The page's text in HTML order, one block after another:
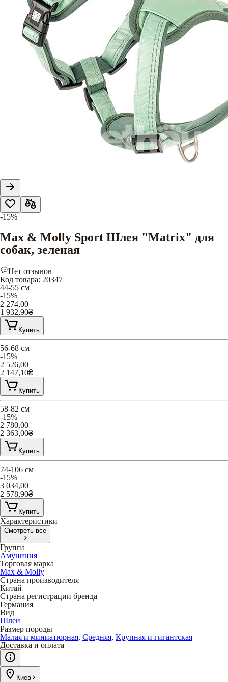
-15%
Max & Molly Sport Шлея "Matrix" для
собак, зеленая
Нет отзывов
Код товара: 20347
44-55 см
-15%
2 274,00
1 932,90₴
Купить
56-68 см
-15%
2 526,00
2 147,10₴
Купить
58-82 см
-15%
2 780,00
2 363,00₴
Купить
74-106 см
-15%
3 034,00
2 578,90₴
Купить
Характеристики
Смотреть все
Группа
Амуниция
Торговая марка
Max & Molly
Страна производителя
Китай
Страна регистрации бренда
Германия
Вид
Шлеи
Размер породы
Малая и миниатюрная, Средняя, Крупная и гигантская
Доставка и оплата
Киев